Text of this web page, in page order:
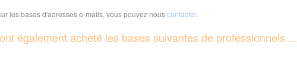
les bases d'adresses e-mails, vous pouvez nouscontacter.
également acheté les bases suivantes de professionnels ...